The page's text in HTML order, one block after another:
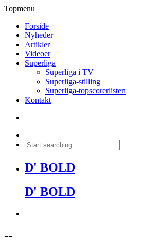
Topmenu
Forside
Nyheder
Artikler
Videoer
Superliga
Superliga i TV
Superliga-stilling
Superliga-topscorerlisten
Kontakt
D' BOLD
D' BOLD
--